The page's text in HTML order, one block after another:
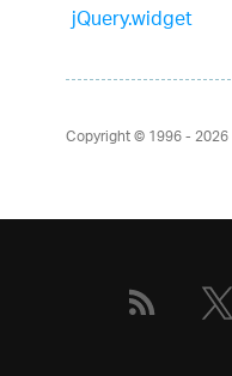
jQuery.widget
Copyright © 1996 - 2026